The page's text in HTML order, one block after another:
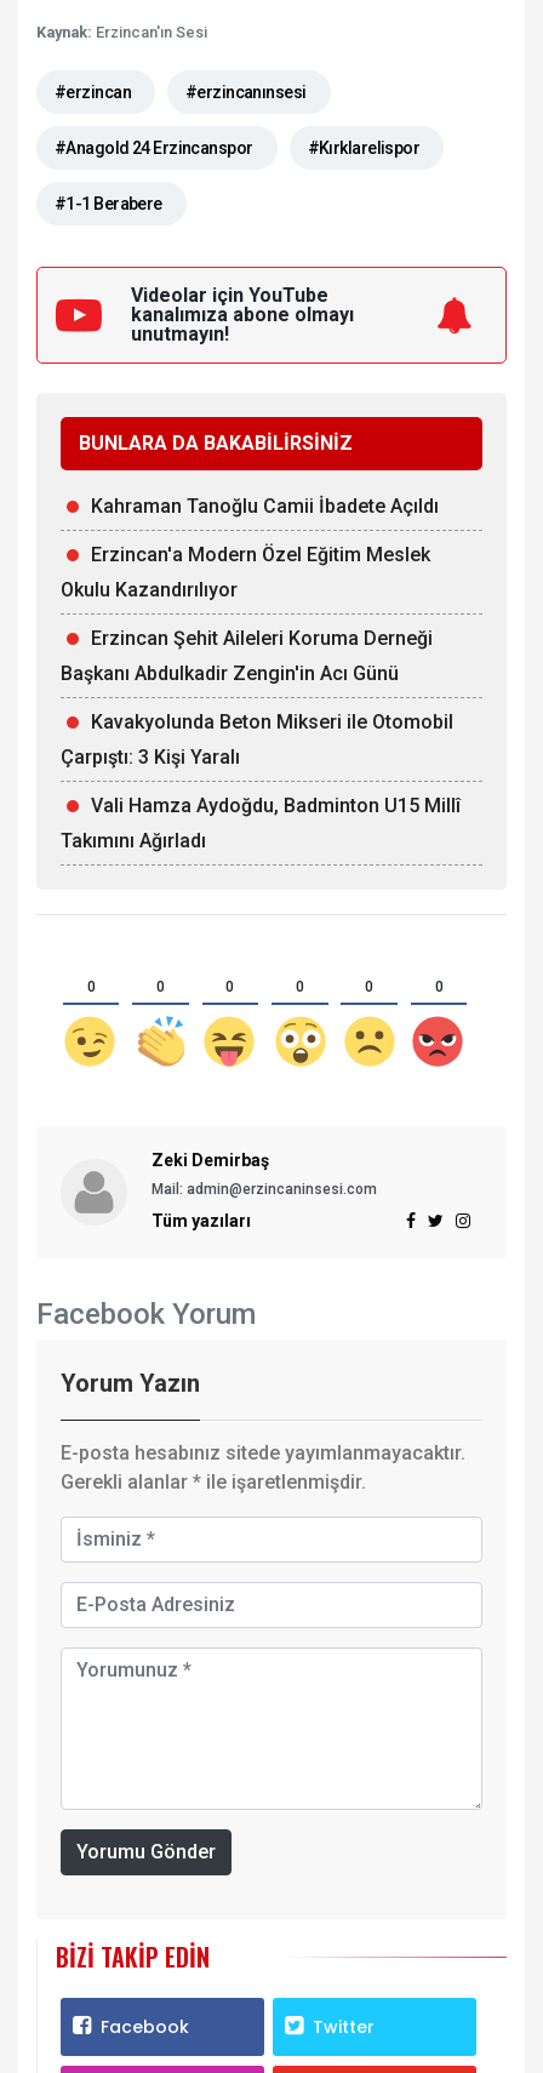
Kaynak: Erzincan'ın Sesi
#erzincan #erzincanınsesi
#Anagold 24 Erzincanspor #Kırklarelispor
#1-1 Berabere
Videolar için YouTube
kanalımıza abone olmayı
unutmayın!
BUNLARA DA BAKABİLİRSİNİZ
Kahraman Tanoğlu Camii İbadete Açıldı
Erzincan'a Modern Özel Eğitim Meslek
Okulu Kazandırılıyor
Erzincan Şehit Aileleri Koruma Derneği
Başkanı Abdulkadir Zengin'in Acı Günü
Kavakyolunda Beton Mikseri ile Otomobil
Çarpıştı: 3 Kişi Yaralı
Vali Hamza Aydoğdu, Badminton U15 Millî
Takımını Ağırladı
0 0 0 0 0 0
Zeki Demirbaş
Mail: admin@erzincaninsesi.com
Tüm yazıları
Facebook Yorum
Yorum Yazın
E-posta hesabınız sitede yayımlanmayacaktır.
Gerekli alanlar * ile işaretlenmişdir.
Yorumu Gönder
BIZI TAKIP EDIN
Facebook Twitter